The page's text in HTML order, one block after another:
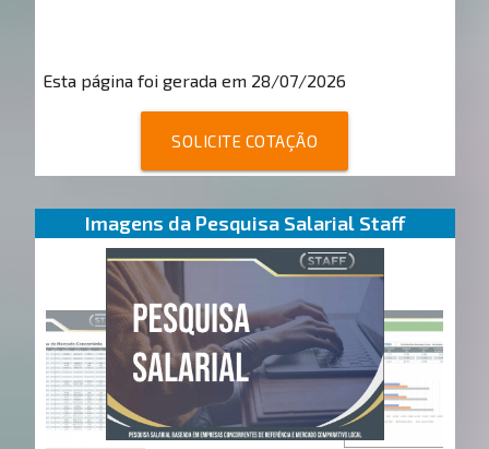
Esta página foi gerada em 28/07/2026
SOLICITE COTAÇÃO
Imagens da Pesquisa Salarial Staff